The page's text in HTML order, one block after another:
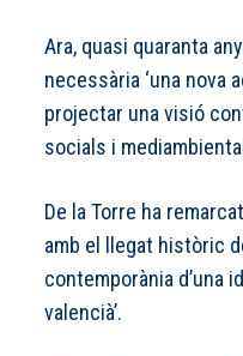
Ara, quasi quaranta
necessària ‘una nova
projectar una visió
socials i
De la Torre ha
amb el llegat històric
contemporània d’una
valencià’.